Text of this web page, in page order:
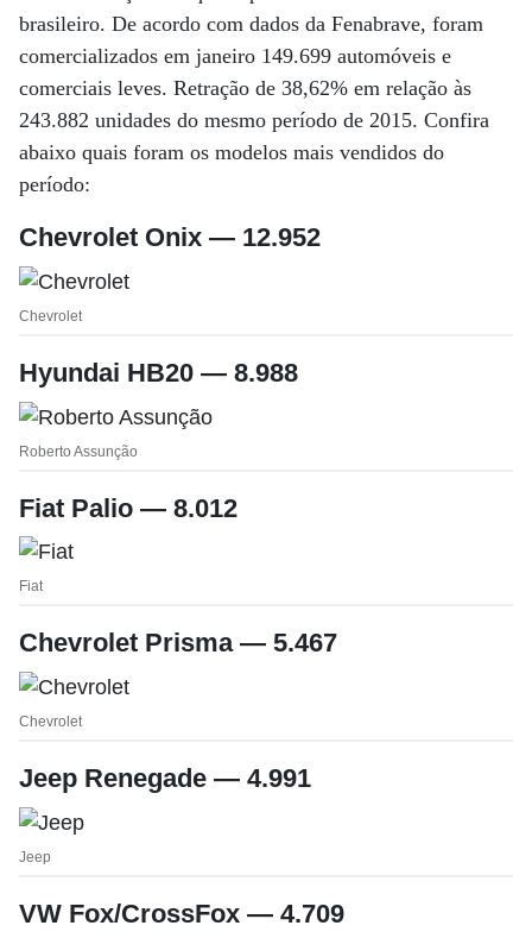
brasileiro. De acordo com dados da Fenabrave, foram
comercializados em janeiro 149.699 automóveis e
comerciais leves. Retração de 38,62% em relação às
243.882 unidades do mesmo período de 2015. Confira
abaixo quais foram os modelos mais vendidos do
período:
Chevrolet Onix — 12.952
Chevrolet
Hyundai HB20 — 8.988
Roberto Assunção
Fiat Palio — 8.012
Fiat
Chevrolet Prisma — 5.467
Chevrolet
Jeep Renegade — 4.991
Jeep
VW Fox/CrossFox — 4.709